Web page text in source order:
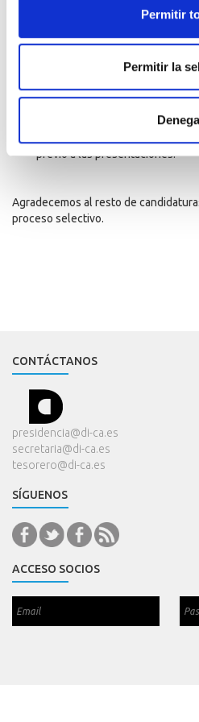
Permitir
Permitir la
seleccionadas recibirán el
·Lunes 7 de octubre a las
entregar su propuesta visual
del comité en la que cada
previo a las presentaciones.
Agradecemos al resto de
proceso selectivo.
CONTÁCTANOS
presidencia@di-ca.es
secretaria@di-ca.es
tesorero@di-ca.es
SÍGUENOS
ACCESO SOCIOS